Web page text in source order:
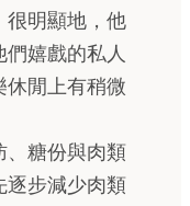
很明顯地，他
嬉戲的私人
休閒上有稍微
、糖份與肉類
逐步減少肉類